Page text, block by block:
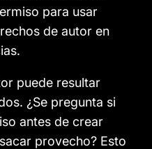
para usar
de autor en
puede resultar
¿Se pregunta si
antes de crear
provecho? Esto